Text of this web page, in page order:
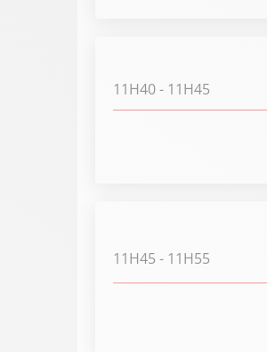
11H40- 11H45
11H45 - 11H55